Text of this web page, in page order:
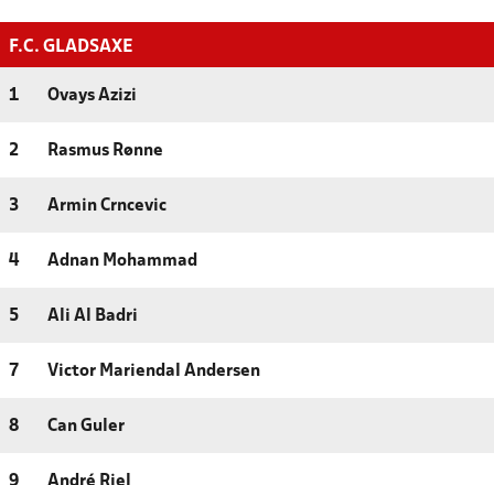
F.C. GLADSAXE
1 Ovays Azizi
2 Rasmus Rønne
3 Armin Crncevic
4 Adnan Mohammad
5 Ali Al Badri
7 Victor Mariendal Andersen
8 Can Guler
9 André Riel